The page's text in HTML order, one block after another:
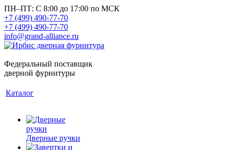
ПН–ПТ: С 8:00 до 17:00 по МСК
+7 (499) 490-77-70
+7 (499) 490-77-70
info@grand-alliance.ru
Федеральный поставщик
дверной фурнитуры
Каталог
Дверные ручки